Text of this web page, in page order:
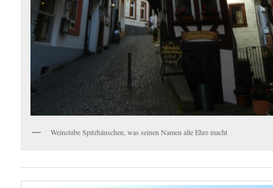
Weinstube Spitzhäuschen, was seinen Namen alle Ehre macht